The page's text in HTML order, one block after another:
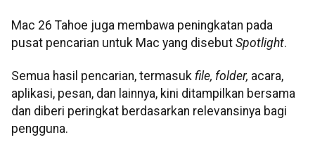
Mac 26 Tahoe juga membawa peningkatan pada
pusat pencarian untuk Mac yang disebut Spotlight.
Semua hasil pencarian, termasuk file, folder, acara,
aplikasi, pesan, dan lainnya, kini ditampilkan bersama
dan diberi peringkat berdasarkan relevansinya bagi
pengguna.